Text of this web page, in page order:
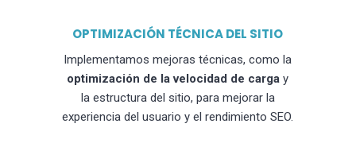
OPTIMIZACIÓN TÉCNICA DEL SITIO
Implementamos mejoras técnicas, como la
optimización de la velocidad de carga y
la estructura del sitio, para mejorar la
experiencia del usuario y el rendimiento SEO.